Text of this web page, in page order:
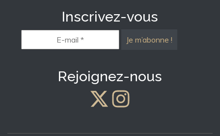
Inscrivez-vous
mail
*
Rejoignez-nous